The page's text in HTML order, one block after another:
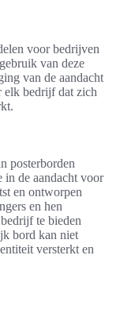
voor bedrijven
van deze
van de aandacht
elk bedrijf dat zich
posterborden
in de aandacht voor
en ontworpen
en hen
te bieden
bord kan niet
versterkt en